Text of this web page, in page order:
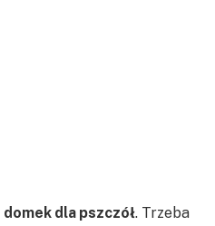
domek dla pszczół. Trzeba